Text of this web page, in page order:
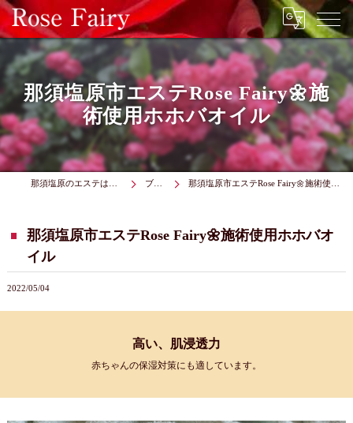
那須塩原市エステRose Fairy🌼施
術使用ホホバオイル
ブログ 那須塩原市エステRose Fairy🌼施術使用ホホバオイル
那須塩原市エステRose Fairy🌼施術使用ホホバオ
イル
2022/05/04
高い、肌浸透力
赤ちゃんの保湿対策にも適しています。